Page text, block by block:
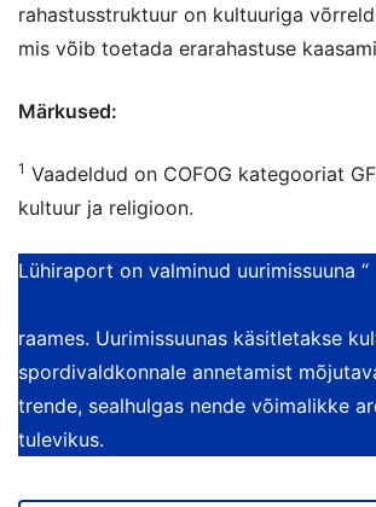
rahastusstruktuur on kultuuriga
mis võib toetada erarahastuse
Märkused:
1 Vaadeldud on COFOG kategooriat
kultuur ja religioon.
Lühiraport on valminud uurimissuuna “
raames. Uurimissuunas käsitletakse
spordivaldkonnale annetamist
trende, sealhulgas nende võimalikke
tulevikus.